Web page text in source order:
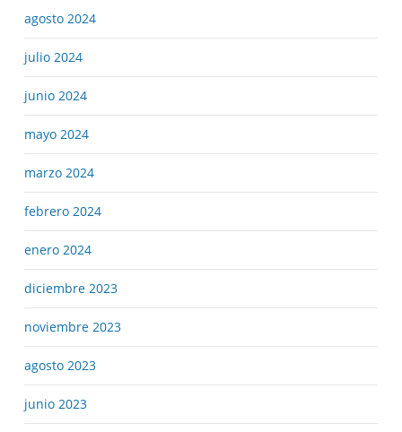
agosto 2024
julio 2024
junio 2024
mayo 2024
marzo 2024
febrero 2024
enero 2024
diciembre 2023
noviembre 2023
agosto 2023
junio 2023